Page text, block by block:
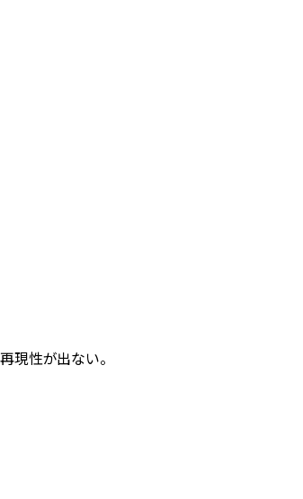
現性が出ない。